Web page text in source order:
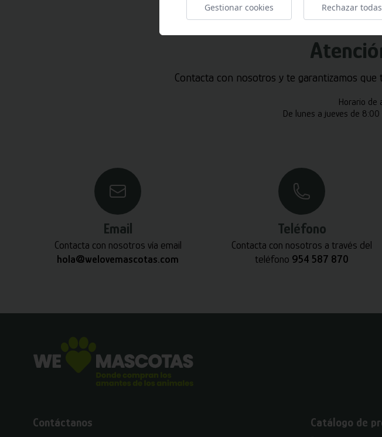
Contacta con nosotros y te garantizamos que
Horario de
De lunes a jueves de
Email
Contacta con nosotros vía email
hola@welovemascotas.com
Teléfono
Contacta con nosotros a través del
teléfono 954 587 870
Contáctanos Catálogo de
Gestionar cookies Rechazar